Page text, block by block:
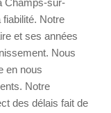
Champs-sur-
fiabilité. Notre
et ses années
Nous
en nous
Notre
des délais fait de